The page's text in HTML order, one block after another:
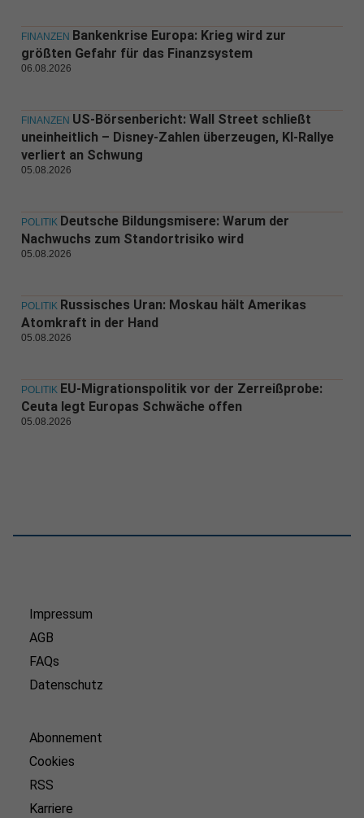
FINANZEN Bankenkrise Europa: Krieg wird zur
größten Gefahr für das Finanzsystem
06.08.2026
FINANZEN US-Börsenbericht: Wall Street schließt
uneinheitlich – Disney-Zahlen überzeugen, KI-Rallye
verliert an Schwung
05.08.2026
POLITIK Deutsche Bildungsmisere: Warum der
Nachwuchs zum Standortrisiko wird
05.08.2026
POLITIK Russisches Uran: Moskau hält Amerikas
Atomkraft in der Hand
05.08.2026
POLITIK EU-Migrationspolitik vor der Zerreißprobe:
Ceuta legt Europas Schwäche offen
05.08.2026
Impressum
AGB
FAQs
Datenschutz
Abonnement
Cookies
RSS
Karriere